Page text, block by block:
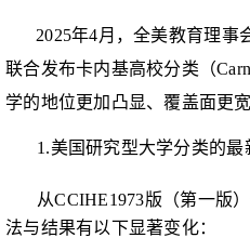
2025年4月，全美教育理事
联合发布卡内基高校分类（
学的地位更加凸显、覆盖面更
1.美国研究型大学分类的最
从CCIHE1973版（第一版
法与结果有以下显著变化：